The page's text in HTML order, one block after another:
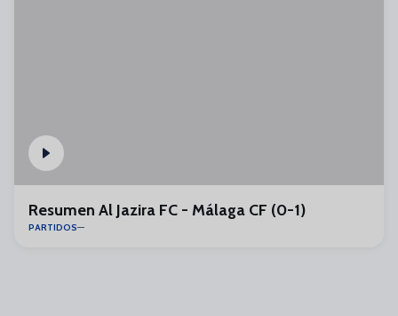
Resumen Al Jazira FC - Málaga CF (0-1)
PARTIDOS